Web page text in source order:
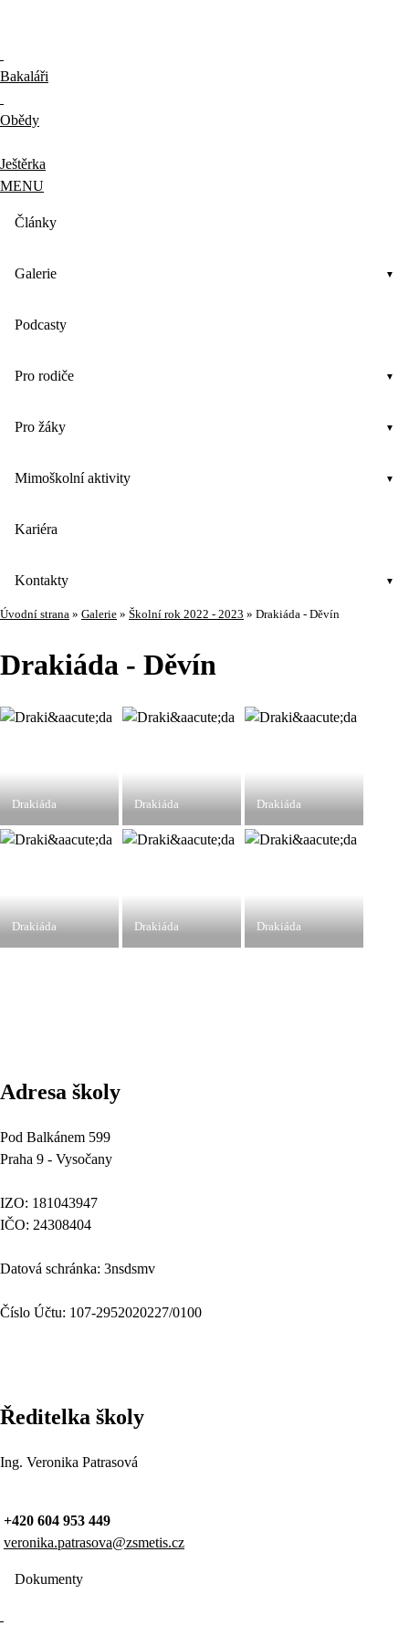
Bakaláři
Obědy
Ještěrka
MENU
Články
Galerie
Podcasty
Pro rodiče
Pro žáky
Mimoškolní aktivity
Kariéra
Kontakty
Úvodní strana » Galerie » Školní rok 2022 - 2023 » Drakiáda - Děvín
Drakiáda - Děvín
Drakiáda Drakiáda Drakiáda
Drakiáda Drakiáda Drakiáda
Adresa školy
Pod Balkánem 599
Praha 9 - Vysočany
IZO: 181043947
IČO: 24308404
Datová schránka: 3nsdsmv
Číslo Účtu: 107-2952020227/0100
Ředitelka školy
Ing. Veronika Patrasová
+420 604 953 449
veronika.patrasova@zsmetis.cz
Dokumenty